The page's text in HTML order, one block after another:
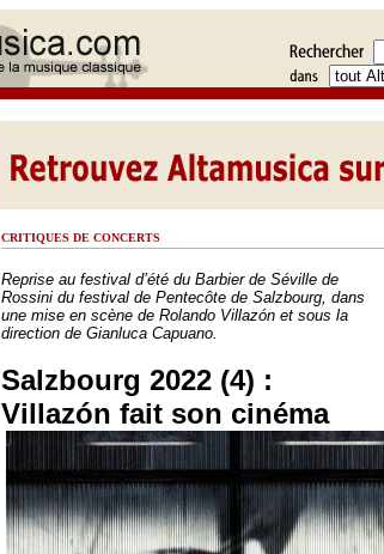
CRITIQUES DE CONCERTS
Reprise au festival d’été du Barbier de Séville de
Rossini du festival de Pentecôte de Salzbourg, dans
une mise en scène de Rolando Villazón et sous la
direction de Gianluca Capuano.
Salzbourg 2022 (4) :
Villazón fait son cinéma